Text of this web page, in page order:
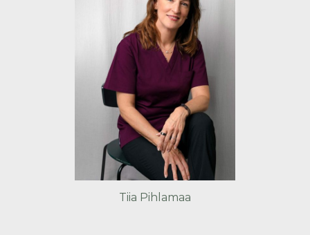
Tiia Pihlamaa